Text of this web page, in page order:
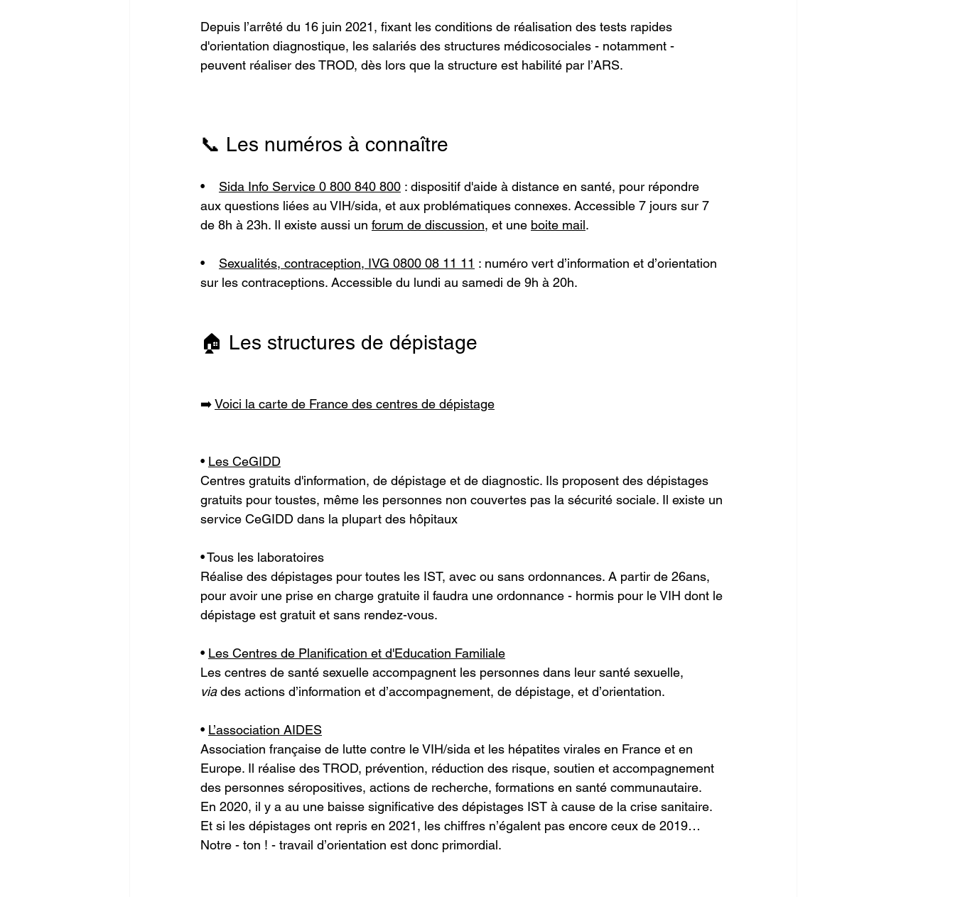
Depuis l’arrêté du 16 juin 2021, fixant les conditions de réalisation des tests rapides
d'orientation diagnostique, les salariés des structures médicosociales - notamment -
peuvent réaliser des TROD, dès lors que la structure est habilité par l’ARS.
📞 Les numéros à connaître
• Sida Info Service 0 800 840 800 : dispositif d'aide à distance en santé, pour répondre
aux questions liées au VIH/sida, et aux problématiques connexes. Accessible 7 jours sur 7
de 8h à 23h. Il existe aussi un forum de discussion, et une boite mail.
• Sexualités, contraception, IVG 0800 08 11 11 : numéro vert d’information et d’orientation
sur les contraceptions. Accessible du lundi au samedi de 9h à 20h.
🏠 Les structures de dépistage
➡️ Voici la carte de France des centres de dépistage
• Les CeGIDD
Centres gratuits d'information, de dépistage et de diagnostic. Ils proposent des dépistages
gratuits pour toustes, même les personnes non couvertes pas la sécurité sociale. Il existe un
service CeGIDD dans la plupart des hôpitaux
• Tous les laboratoires
Réalise des dépistages pour toutes les IST, avec ou sans ordonnances. A partir de 26ans,
pour avoir une prise en charge gratuite il faudra une ordonnance - hormis pour le VIH dont le
dépistage est gratuit et sans rendez-vous.
• Les Centres de Planification et d'Education Familiale
Les centres de santé sexuelle accompagnent les personnes dans leur santé sexuelle,
via des actions d’information et d’accompagnement, de dépistage, et d’orientation.
• L’association AIDES
Association française de lutte contre le VIH/sida et les hépatites virales en France et en
Europe. Il réalise des TROD, prévention, réduction des risque, soutien et accompagnement
des personnes séropositives, actions de recherche, formations en santé communautaire.
En 2020, il y a au une baisse significative des dépistages IST à cause de la crise sanitaire.
Et si les dépistages ont repris en 2021, les chiffres n’égalent pas encore ceux de 2019…
Notre - ton ! - travail d’orientation est donc primordial.